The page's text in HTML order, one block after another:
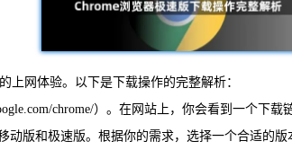
上网体验。以下是下载操作的完整解析：
chrome/）。在网站上，你会看到一个下载
版和极速版。根据你的需求，选择一个合适的版